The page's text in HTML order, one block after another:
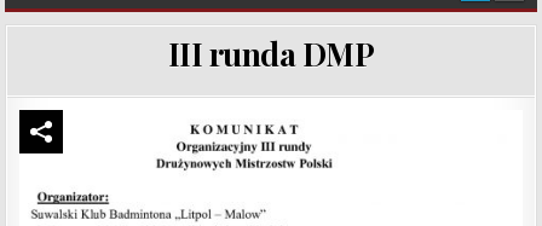
III runda DMP